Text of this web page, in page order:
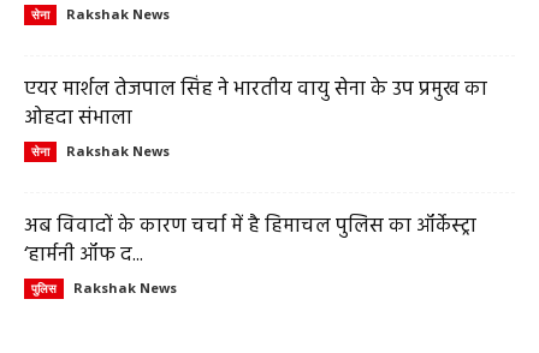
सेना Rakshak News
एयर मार्शल तेजपाल सिंह ने भारतीय वायु सेना के उप प्रमुख का
ओहदा संभाला
सेना Rakshak News
अब विवादों के कारण चर्चा में है हिमाचल पुलिस का ऑर्केस्ट्रा
‘हार्मनी ऑफ द...
पुलिस Rakshak News